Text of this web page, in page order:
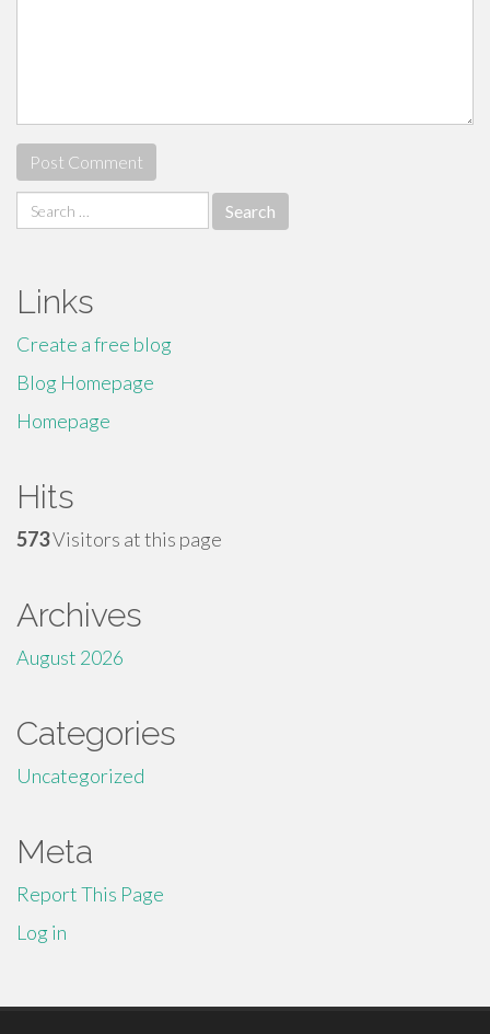
Search
for:
Links
Create a free blog
Blog Homepage
Homepage
Hits
573Visitors at this page
Archives
August 2026
Categories
Uncategorized
Meta
Report This Page
Log in